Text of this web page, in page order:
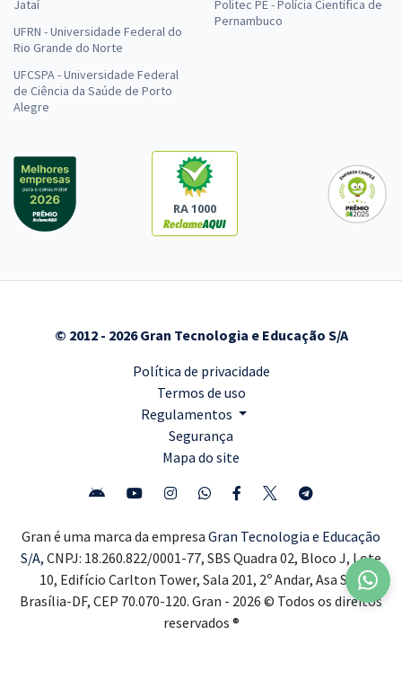
Jataí
UFRN - Universidade Federal do
Rio Grande do Norte
UFCSPA - Universidade Federal
de Ciência da Saúde de Porto
Alegre
Politec PE - Polícia Científica de
Pernambuco
RA 1000
© 2012 - 2026 Gran Tecnologia e Educação S/A
Política de privacidade
Termos de uso
Regulamentos
Segurança
Mapa do site
Gran é uma marca da empresa Gran Tecnologia e Educação
S/A, CNPJ: 18.260.822/0001-77, SBS Quadra 02, Bloco J, Lote
10, Edifício Carlton Tower, Sala 201, 2º Andar, Asa Sul,
Brasília-DF, CEP 70.070-120. Gran - 2026 © Todos os direitos
reservados ®